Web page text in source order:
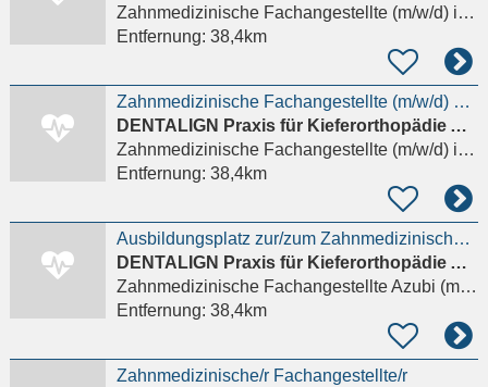
Zahnmedizinische Fachangestellte (m/w/d)in Wertheim, Bestenheid
Entfernung: 38,4km
Zahnmedizinische Fachangestellte (m/w/d) KFO-Praxis in Frankfurt am Main
DENTALIGN Praxis für Kieferorthopädie Ah-Rum Kim
Zahnmedizinische Fachangestellte (m/w/d)in Frankfurt am Main
Entfernung: 38,4km
Ausbildungsplatz zur/zum Zahnmedizinischen Fachangestellten (m/w/d) - Praxis in Frankfurt
DENTALIGN Praxis für Kieferorthopädie Ah-Rum Kim
Zahnmedizinische Fachangestellte Azubi (m/w/d)
Entfernung: 38,4km
Zahnmedizinische/r Fachangestellte/r